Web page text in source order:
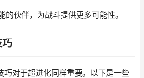
的伙伴，为战斗提供更多可能性。
巧
巧对于超进化同样重要。以下是一些